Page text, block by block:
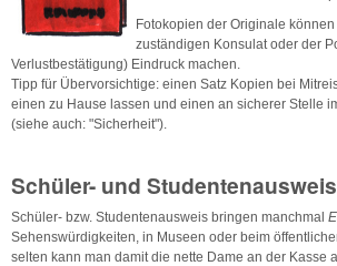
Fotokopien der Originale
zuständigen Konsulat oder der
Verlustbestätigung) Eindruck machen.
Tipp für Übervorsichtige: einen Satz Kopien bei
einen zu Hause lassen und einen an sicherer Stelle
(siehe auch: "Sicherheit").
Schüler- und Studentenausweis
Schüler- bzw. Studentenausweis bringen manchmal
Sehenswürdigkeiten, in Museen oder beim
selten kann man damit die nette Dame an der Kasse